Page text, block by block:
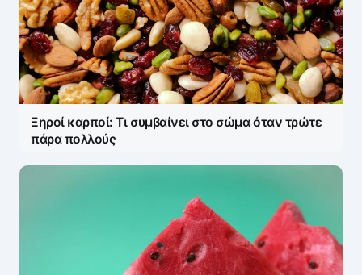
Ξηροί καρποί: Τι συμβαίνει στο σώμα όταν τρώτε
πάρα πολλούς